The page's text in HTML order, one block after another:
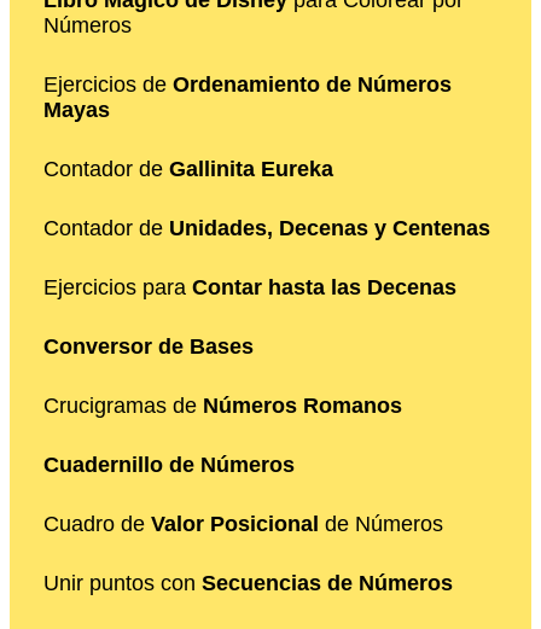
Números
Ejercicios de Ordenamiento de Números
Mayas
Contador de Gallinita Eureka
Contador de Unidades, Decenas y Centenas
Ejercicios para Contar hasta las Decenas
Conversor de Bases
Crucigramas de Números Romanos
Cuadernillo de Números
Cuadro de Valor Posicional de Números
Unir puntos con Secuencias de Números